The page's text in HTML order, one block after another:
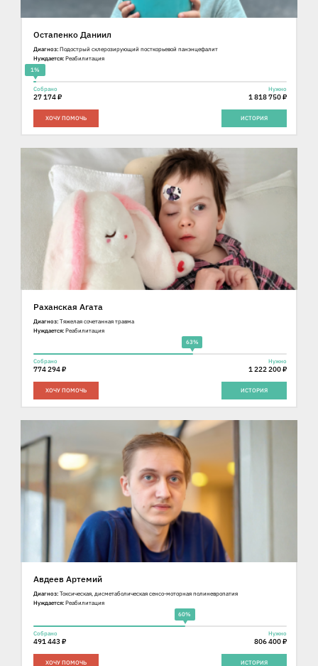
Остапенко Даниил
Диагноз: Подострый склерозирующий посткорьевой панэнцефалит
Нуждается: Реабилитация
1%
Собрано
27 174 ₽
Нужно
1 818 750 ₽
ХОЧУ ПОМОЧЬ ИСТОРИЯ
Раханская Агата
Диагноз: Тяжелая сочетанная травма
Нуждается: Реабилитация
63%
Собрано
774 294 ₽
Нужно
1 222 200 ₽
ХОЧУ ПОМОЧЬ ИСТОРИЯ
Авдеев Артемий
Диагноз: Токсическая, дисметаболическая сенсо-моторная полиневропатия
Нуждается: Реабилитация
60%
Собрано
491 443 ₽
Нужно
806 400 ₽
ХОЧУ ПОМОЧЬ ИСТОРИЯ